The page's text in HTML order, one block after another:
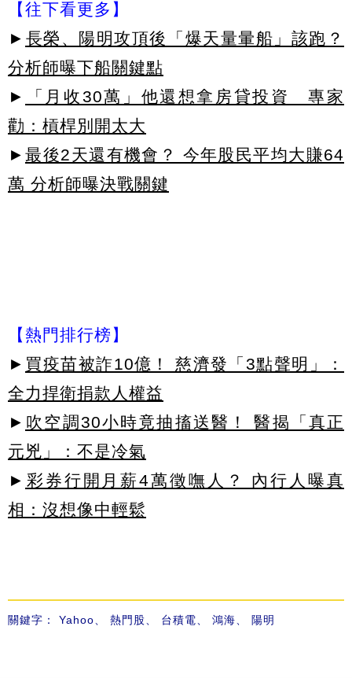
【往下看更多】
► 長榮、陽明攻頂後「爆天量暈船」該跑？
分析師曝下船關鍵點
►
「月收30萬」他還想拿房貸投資 專家
勸：槓桿別開太大
► 最後2天還有機會？ 今年股民平均大賺64
萬 分析師曝決戰關鍵
【熱門排行榜】
► 買疫苗被詐10億！ 慈濟發「3點聲明」：
全力捍衛捐款人權益
► 吹空調30小時竟抽搐送醫！ 醫揭「真正
元兇」：不是冷氣
► 彩券行開月薪4萬徵嘸人？ 內行人曝真
相：沒想像中輕鬆
關鍵字： Yahoo 熱門股 台積電 鴻海 陽明